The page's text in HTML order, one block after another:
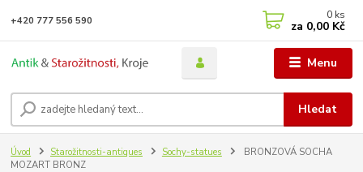
Menu
Hledat
+420 777 556 590 0 ks
za 0,00 Kč
Úvod Starožitnosti-antiques Sochy-statues
BRONZOVÁ SOCHA
MOZART BRONZ